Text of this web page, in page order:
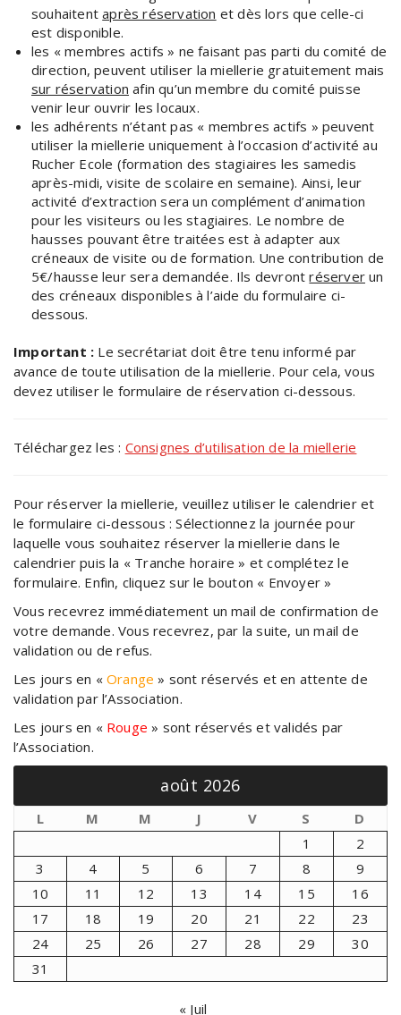
souhaitentaprès réservation et dès lors que celle-ci
est disponible.
les « membres actifs » ne faisant pas parti du comité de
direction, peuvent utiliser la miellerie gratuitement mais
sur réservation afin qu’un membre du comité puisse
venir leur ouvrir les locaux.
les adhérents n’étant pas « membres actifs » peuvent
utiliser la miellerie uniquement à l’occasion d’activité au
Rucher Ecole (formation des stagiaires les samedis
après-midi, visite de scolaire en semaine). Ainsi, leur
activité d’extraction sera un complément d’animation
pour les visiteurs ou les stagiaires. Le nombre de
hausses pouvant être traitées est à adapter aux
créneaux de visite ou de formation. Une contribution de
5€/hausse leur sera demandée. Ils devrontréserver un
des créneaux disponibles à l’aide du formulaire ci-
dessous.
Important : Le secrétariat doit être tenu informé par
avance de toute utilisation de la miellerie. Pour cela, vous
devez utiliser le formulaire de réservation ci-dessous.
Téléchargez les : Consignes d’utilisation de la miellerie
Pour réserver la miellerie, veuillez utiliser le calendrier et
le formulaire ci-dessous : Sélectionnez la journée pour
laquelle vous souhaitez réserver la miellerie dans le
calendrier puis la « Tranche horaire » et complétez le
formulaire. Enfin, cliquez sur le bouton « Envoyer »
Vous recevrez immédiatement un mail de confirmation de
votre demande. Vous recevrez, par la suite, un mail de
validation ou de refus.
Les jours en « Orange » sont réservés et en attente de
validation par l’Association.
Les jours en « Rouge » sont réservés et validés par
l’Association.
août 2026
L M M J V S
D
1
2
3
4 5 6 7 8
9
10
11 12 13 14 15
16
17
18 19 20 21 22
23
24
25 26 27 28 29
30
31
« Juil